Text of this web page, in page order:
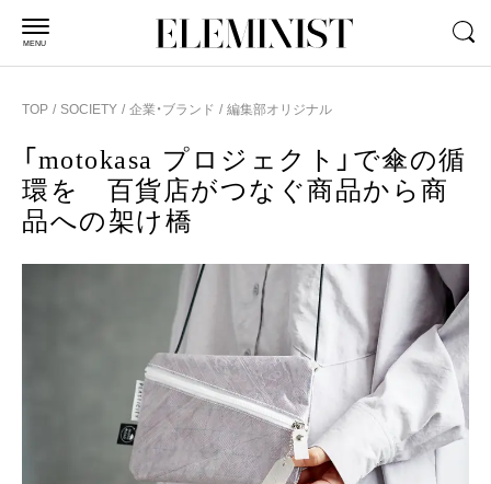
MENU
TOP SOCIETY 企業・ブランド 編集部オリジナル
「motokasa プロジェクト」で傘の循
環を 百貨店がつなぐ商品から商
品への架け橋